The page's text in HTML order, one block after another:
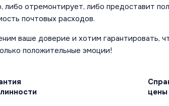
либо отремонтирует, либо предоставит
почтовых расходов.
ваше доверие и хотим гарантировать,
положительные эмоции!
цены